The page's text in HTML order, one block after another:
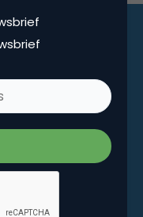
vers. Mis niks!